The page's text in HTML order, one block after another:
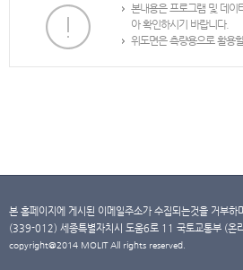
본내용은 프로그램 및 데이
아 확인하시기 바랍니다.
위도면은 측량용으로 활용
본 홈페이지에 게시된 이메일주소가 수집되는것을 거부
(339-012) 세종특별자치시 도움6로 11 국토교통부 (
copyright@2014 MOLIT All rights reserved.